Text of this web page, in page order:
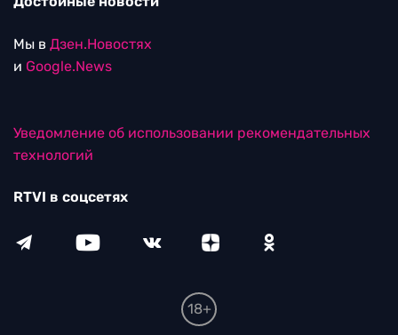
Мы в Дзен.Новостях
и Google.News
Уведомление об использовании рекомендательных
технологий
RTVI в соцсетях
18+